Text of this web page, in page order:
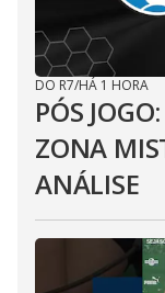
DO R7/HÁ 1 HORA
PÓS
ZONA
ANÁLISE